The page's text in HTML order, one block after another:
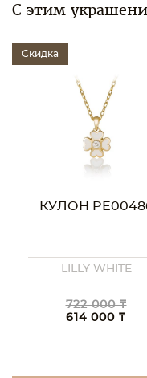
С этим
Скидка
КУЛОН
LILLY WHITE
722 000 ₸
614 000 ₸